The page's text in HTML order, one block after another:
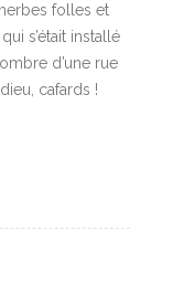
folles et
s’était installé
d’une rue
cafards !